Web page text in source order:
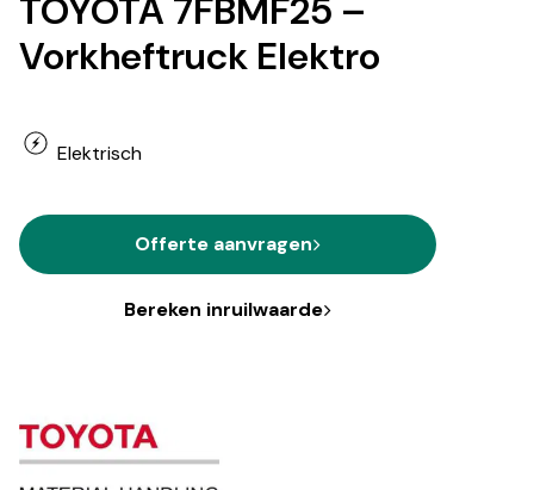
TOYOTA 7FBMF25 –
Vorkheftruck Elektro
Elektrisch
Offerte aanvragen
Bereken inruilwaarde